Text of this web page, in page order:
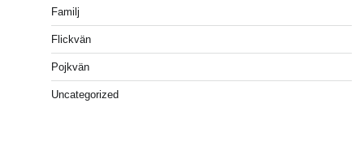
Familj
Flickvän
Pojkvän
Uncategorized